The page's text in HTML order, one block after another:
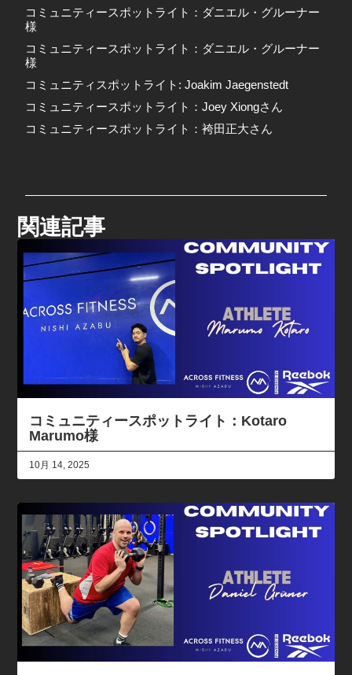
コミュニティースポットライト：ダニエル・グルーナー
様
コミュニティースポットライト：ダニエル・グルーナー
様
コミュニティスポットライト: Joakim Jaegenstedt
コミュニティースポットライト：Joey Xiongさん
コミュニティースポットライト：袴田正大さん
関連記事
コミュニティースポットライト：Kotaro
Marumo様
10月 14, 2025